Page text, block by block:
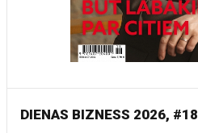
DIENAS BIZNESS 2026, #18